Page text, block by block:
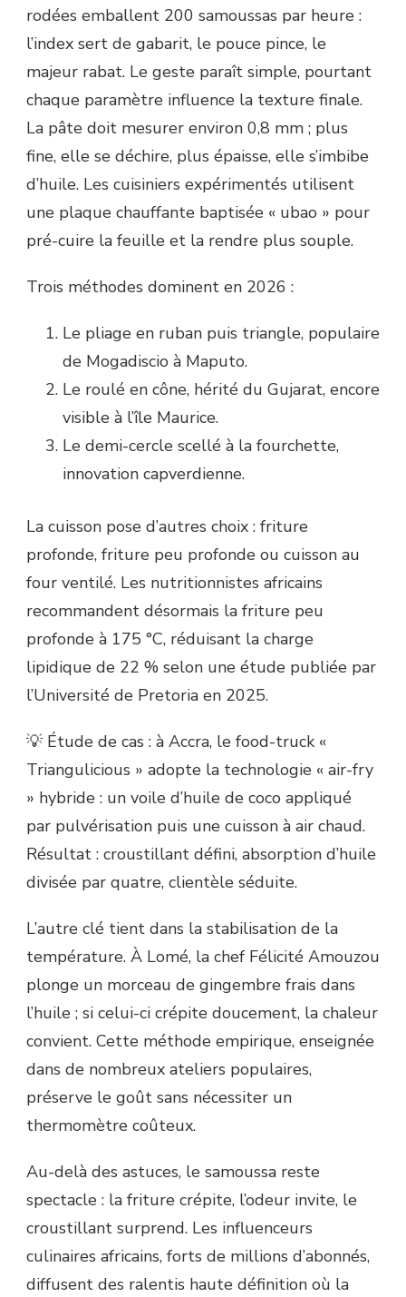
rodées emballent 200 samoussas par heure :
l’index sert de gabarit, le pouce pince, le
majeur rabat. Le geste paraît simple, pourtant
chaque paramètre influence la texture finale.
La pâte doit mesurer environ 0,8 mm ; plus
fine, elle se déchire, plus épaisse, elle s’imbibe
d’huile. Les cuisiniers expérimentés utilisent
une plaque chauffante baptisée « ubao » pour
pré-cuire la feuille et la rendre plus souple.
Trois méthodes dominent en 2026 :
Le pliage en ruban puis triangle, populaire
de Mogadiscio à Maputo.
Le roulé en cône, hérité du Gujarat, encore
visible à l’île Maurice.
Le demi-cercle scellé à la fourchette,
innovation capverdienne.
La cuisson pose d’autres choix : friture
profonde, friture peu profonde ou cuisson au
four ventilé. Les nutritionnistes africains
recommandent désormais la friture peu
profonde à 175 °C, réduisant la charge
lipidique de 22 % selon une étude publiée par
l’Université de Pretoria en 2025.
💡 Étude de cas : à Accra, le food-truck «
Triangulicious » adopte la technologie « air-fry
» hybride : un voile d’huile de coco appliqué
par pulvérisation puis une cuisson à air chaud.
Résultat : croustillant défini, absorption d’huile
divisée par quatre, clientèle séduite.
L’autre clé tient dans la stabilisation de la
température. À Lomé, la chef Félicité Amouzou
plonge un morceau de gingembre frais dans
l’huile ; si celui-ci crépite doucement, la chaleur
convient. Cette méthode empirique, enseignée
dans de nombreux ateliers populaires,
préserve le goût sans nécessiter un
thermomètre coûteux.
Au-delà des astuces, le samoussa reste
spectacle : la friture crépite, l’odeur invite, le
croustillant surprend. Les influenceurs
culinaires africains, forts de millions d’abonnés,
diffusent des ralentis haute définition où la